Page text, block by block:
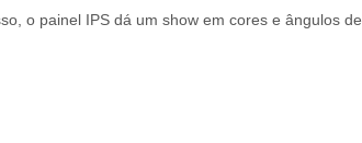
o painel IPS dá um show em cores e ângulos de